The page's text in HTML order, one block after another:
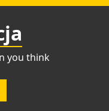
you think